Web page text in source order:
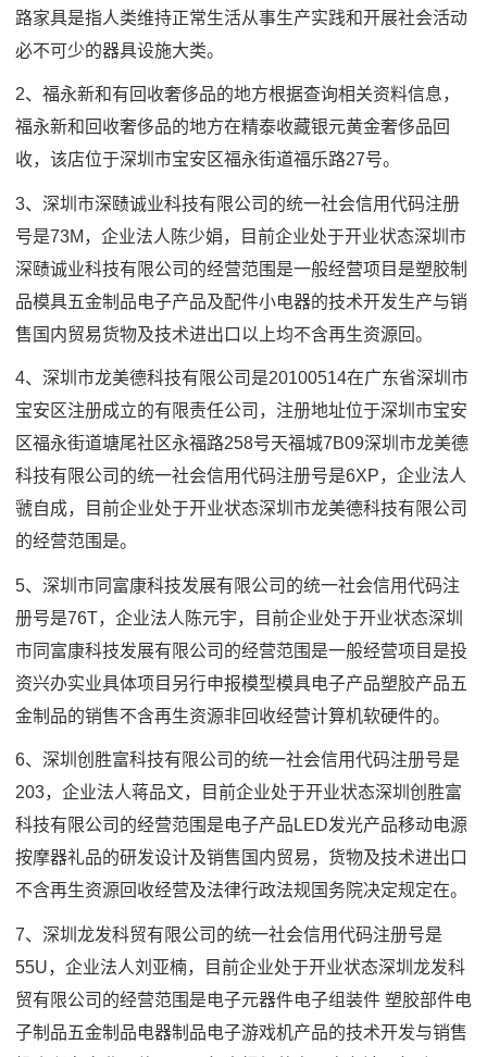
路家具是指人类维持正常生活从事生产实践和开展社会活动
必不可少的器具设施大类。
2、福永新和有回收奢侈品的地方根据查询相关资料信息，
福永新和回收奢侈品的地方在精泰收藏银元黄金奢侈品回
收，该店位于深圳市宝安区福永街道福乐路27号。
3、深圳市深赜诚业科技有限公司的统一社会信用代码注册
号是73M，企业法人陈少娟，目前企业处于开业状态深圳市
深赜诚业科技有限公司的经营范围是一般经营项目是塑胶制
品模具五金制品电子产品及配件小电器的技术开发生产与销
售国内贸易货物及技术进出口以上均不含再生资源回。
4、深圳市龙美德科技有限公司是20100514在广东省深圳市
宝安区注册成立的有限责任公司，注册地址位于深圳市宝安
区福永街道塘尾社区永福路258号天福城7B09深圳市龙美德
科技有限公司的统一社会信用代码注册号是6XP，企业法人
虢自成，目前企业处于开业状态深圳市龙美德科技有限公司
的经营范围是。
5、深圳市同富康科技发展有限公司的统一社会信用代码注
册号是76T，企业法人陈元宇，目前企业处于开业状态深圳
市同富康科技发展有限公司的经营范围是一般经营项目是投
资兴办实业具体项目另行申报模型模具电子产品塑胶产品五
金制品的销售不含再生资源非回收经营计算机软硬件的。
6、深圳创胜富科技有限公司的统一社会信用代码注册号是
203，企业法人蒋品文，目前企业处于开业状态深圳创胜富
科技有限公司的经营范围是电子产品LED发光产品移动电源
按摩器礼品的研发设计及销售国内贸易，货物及技术进出口
不含再生资源回收经营及法律行政法规国务院决定规定在。
7、深圳龙发科贸有限公司的统一社会信用代码注册号是
55U，企业法人刘亚楠，目前企业处于开业状态深圳龙发科
贸有限公司的经营范围是电子元器件电子组装件 塑胶部件电
子制品五金制品电器制品电子游戏机产品的技术开发与销售